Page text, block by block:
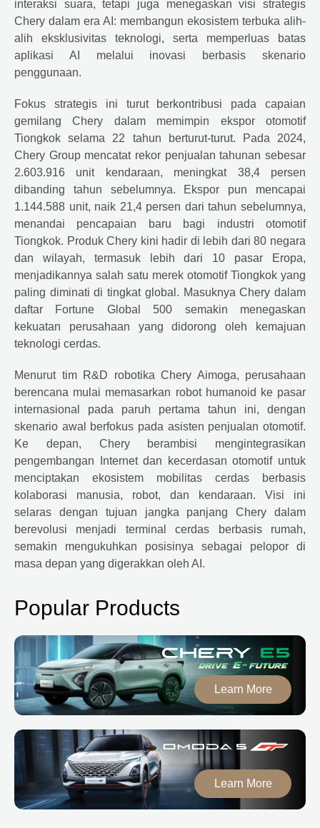
interaksi suara, tetapi juga menegaskan visi strategis
Chery dalam era AI: membangun ekosistem terbuka alih-
alih eksklusivitas teknologi, serta memperluas batas
aplikasi AI melalui inovasi berbasis skenario
penggunaan.
Fokus strategis ini turut berkontribusi pada capaian
gemilang Chery dalam memimpin ekspor otomotif
Tiongkok selama 22 tahun berturut-turut. Pada 2024,
Chery Group mencatat rekor penjualan tahunan sebesar
2.603.916 unit kendaraan, meningkat 38,4 persen
dibanding tahun sebelumnya. Ekspor pun mencapai
1.144.588 unit, naik 21,4 persen dari tahun sebelumnya,
menandai pencapaian baru bagi industri otomotif
Tiongkok. Produk Chery kini hadir di lebih dari 80 negara
dan wilayah, termasuk lebih dari 10 pasar Eropa,
menjadikannya salah satu merek otomotif Tiongkok yang
paling diminati di tingkat global. Masuknya Chery dalam
daftar Fortune Global 500 semakin menegaskan
kekuatan perusahaan yang didorong oleh kemajuan
teknologi cerdas.
Menurut tim R&D robotika Chery Aimoga, perusahaan
berencana mulai memasarkan robot humanoid ke pasar
internasional pada paruh pertama tahun ini, dengan
skenario awal berfokus pada asisten penjualan otomotif.
Ke depan, Chery berambisi mengintegrasikan
pengembangan Internet dan kecerdasan otomotif untuk
menciptakan ekosistem mobilitas cerdas berbasis
kolaborasi manusia, robot, dan kendaraan. Visi ini
selaras dengan tujuan jangka panjang Chery dalam
berevolusi menjadi terminal cerdas berbasis rumah,
semakin mengukuhkan posisinya sebagai pelopor di
masa depan yang digerakkan oleh AI.
Popular Products
Learn More
Learn More